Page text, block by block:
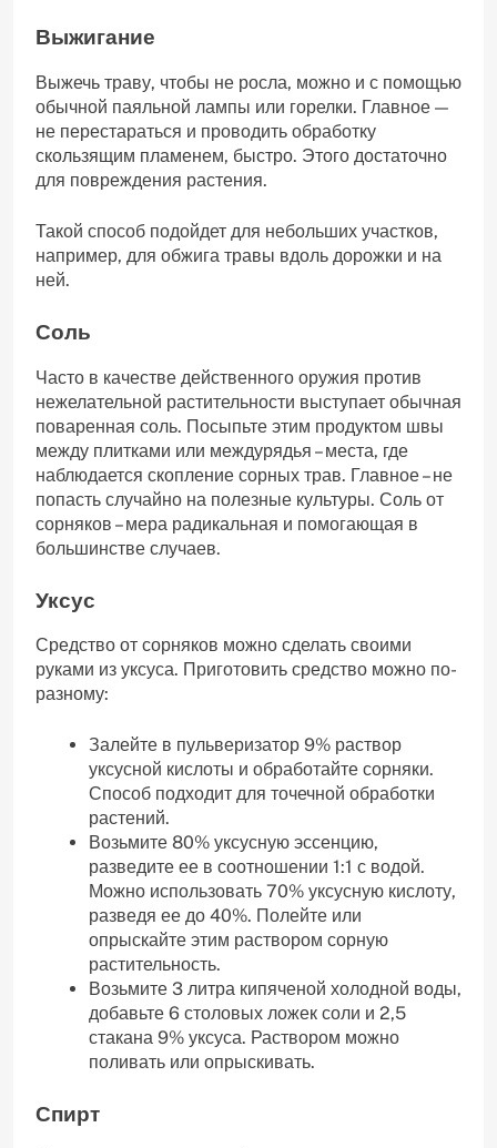
Выжигание
Выжечь траву, чтобы не росла, можно и с помощью
обычной паяльной лампы или горелки. Главное —
не перестараться и проводить обработку
скользящим пламенем, быстро. Этого достаточно
для повреждения растения.
Такой способ подойдет для небольших участков,
например, для обжига травы вдоль дорожки и на
ней.
Соль
Часто в качестве действенного оружия против
нежелательной растительности выступает обычная
поваренная соль. Посыпьте этим продуктом швы
между плитками или междурядья – места, где
наблюдается скопление сорных трав. Главное – не
попасть случайно на полезные культуры. Соль от
сорняков – мера радикальная и помогающая в
большинстве случаев.
Уксус
Средство от сорняков можно сделать своими
руками из уксуса. Приготовить средство можно по-
разному:
Залейте в пульверизатор 9% раствор
уксусной кислоты и обработайте сорняки.
Способ подходит для точечной обработки
растений.
Возьмите 80% уксусную эссенцию,
разведите ее в соотношении 1:1 с водой.
Можно использовать 70% уксусную кислоту,
разведя ее до 40%. Полейте или
опрыскайте этим раствором сорную
растительность.
Возьмите 3 литра кипяченой холодной воды,
добавьте 6 столовых ложек соли и 2,5
стакана 9% уксуса. Раствором можно
поливать или опрыскивать.
Спирт